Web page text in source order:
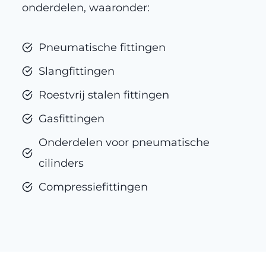
onderdelen, waaronder:
Pneumatische fittingen
Slangfittingen
Roestvrij stalen fittingen
Gasfittingen
Onderdelen voor pneumatische
cilinders
Compressiefittingen